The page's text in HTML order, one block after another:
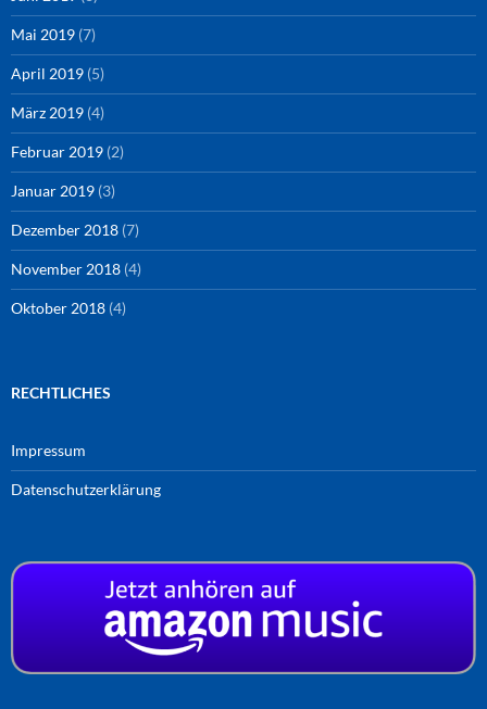
Mai 2019 (7)
April 2019 (5)
März 2019 (4)
Februar 2019 (2)
Januar 2019 (3)
Dezember 2018 (7)
November 2018 (4)
Oktober 2018 (4)
RECHTLICHES
Impressum
Datenschutzerklärung